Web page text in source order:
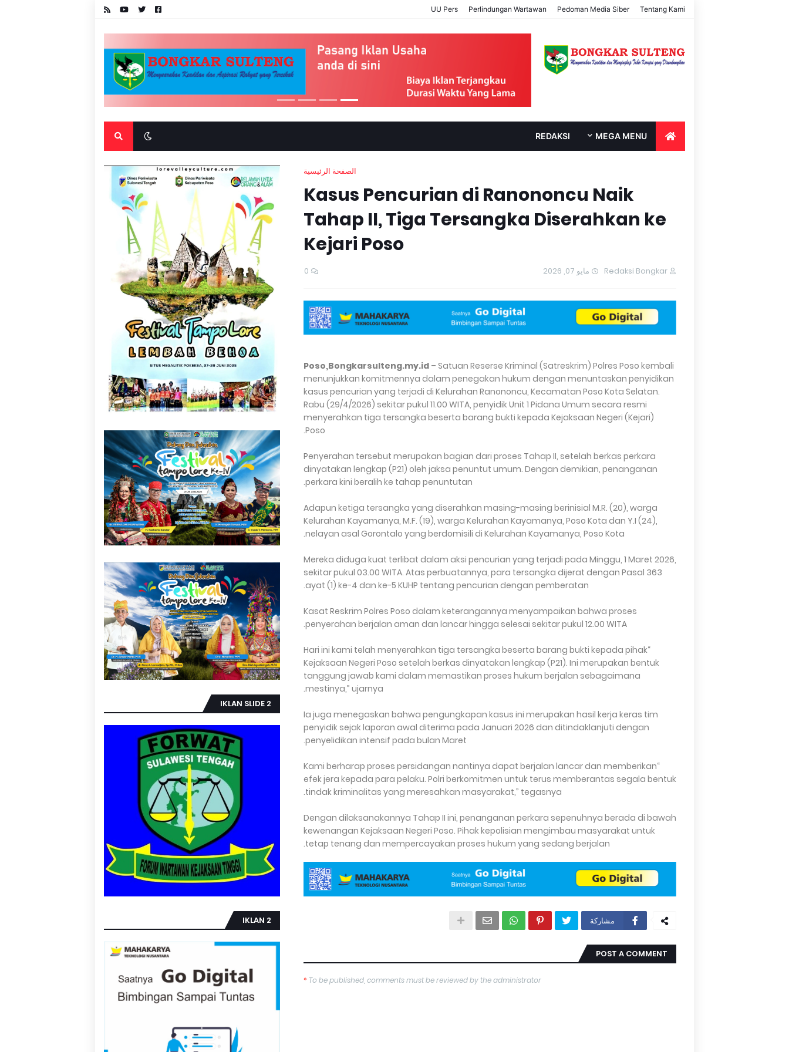
Tentang Kami
Pedoman Media Siber
Perlindungan Wartawan
UU Pers
MEGA MENU
REDAKSI
الصفحة الرئيسية
Kasus Pencurian di Ranononcu Naik
Tahap II, Tiga Tersangka Diserahkan ke
Kejari Poso
Redaksi Bongkar مايو 07, 2026 0
Poso,Bongkarsulteng.my.id – Satuan Reserse Kriminal (Satreskrim) Polres Poso kembali
menunjukkan komitmennya dalam penegakan hukum dengan menuntaskan penyidikan
kasus pencurian yang terjadi di Kelurahan Ranononcu, Kecamatan Poso Kota Selatan.
Rabu (29/4/2026) sekitar pukul 11.00 WITA, penyidik Unit 1 Pidana Umum secara resmi
menyerahkan tiga tersangka beserta barang bukti kepada Kejaksaan Negeri (Kejari)
Poso.
Penyerahan tersebut merupakan bagian dari proses Tahap II, setelah berkas perkara
dinyatakan lengkap (P21) oleh jaksa penuntut umum. Dengan demikian, penanganan
perkara kini beralih ke tahap penuntutan.
Adapun ketiga tersangka yang diserahkan masing-masing berinisial M.R. (20), warga
Kelurahan Kayamanya, M.F. (19), warga Kelurahan Kayamanya, Poso Kota dan Y.I (24),
nelayan asal Gorontalo yang berdomisili di Kelurahan Kayamanya, Poso Kota.
Mereka diduga kuat terlibat dalam aksi pencurian yang terjadi pada Minggu, 1 Maret 2026,
sekitar pukul 03.00 WITA. Atas perbuatannya, para tersangka dijerat dengan Pasal 363
ayat (1) ke-4 dan ke-5 KUHP tentang pencurian dengan pemberatan.
Kasat Reskrim Polres Poso dalam keterangannya menyampaikan bahwa proses
penyerahan berjalan aman dan lancar hingga selesai sekitar pukul 12.00 WITA.
“Hari ini kami telah menyerahkan tiga tersangka beserta barang bukti kepada pihak
Kejaksaan Negeri Poso setelah berkas dinyatakan lengkap (P21). Ini merupakan bentuk
tanggung jawab kami dalam memastikan proses hukum berjalan sebagaimana
mestinya,” ujarnya.
Ia juga menegaskan bahwa pengungkapan kasus ini merupakan hasil kerja keras tim
penyidik sejak laporan awal diterima pada Januari 2026 dan ditindaklanjuti dengan
penyelidikan intensif pada bulan Maret.
“Kami berharap proses persidangan nantinya dapat berjalan lancar dan memberikan
efek jera kepada para pelaku. Polri berkomitmen untuk terus memberantas segala bentuk
tindak kriminalitas yang meresahkan masyarakat,” tegasnya.
Dengan dilaksanakannya Tahap II ini, penanganan perkara sepenuhnya berada di bawah
kewenangan Kejaksaan Negeri Poso. Pihak kepolisian mengimbau masyarakat untuk
tetap tenang dan mempercayakan proses hukum yang sedang berjalan.
مشاركة
POST A COMMENT
To be published, comments must be reviewed by the administrator
*
IKLAN SLIDE 2
IKLAN 2